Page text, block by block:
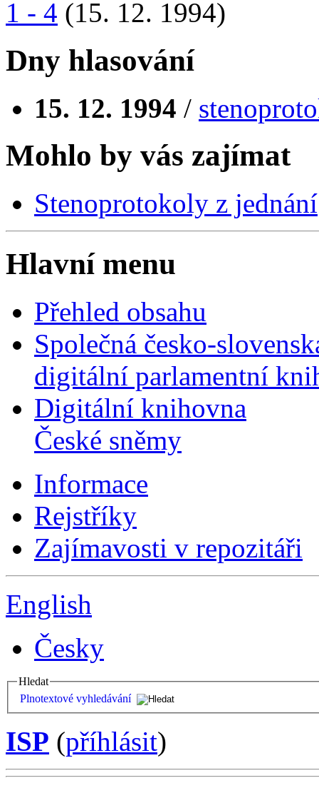
1 - 4 (15. 12. 1994)
Dny hlasování
15. 12. 1994 /
Mohlo by vás zajímat
Stenoprotokoly z jednání
Hlavní menu
Přehled obsahu
Společná česko-
digitální parlamentní
Digitální knihovna
České sněmy
Informace
Rejstříky
Zajímavosti v repozitáři
English
Česky
Hledat
Plnotextové vyhledávání
ISP (příhlásit)